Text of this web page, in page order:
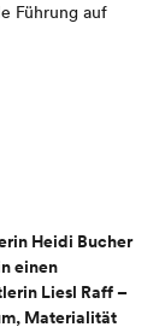
Führung auf
Heidi Bucher
einen
Liesl Raff –
Materialität